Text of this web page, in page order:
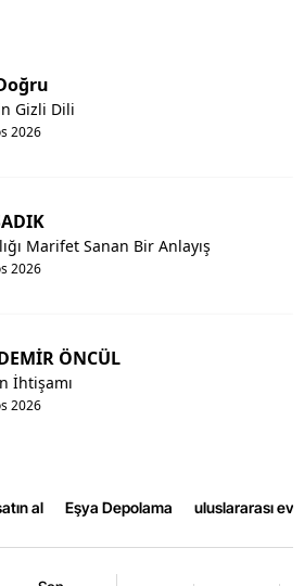
2026
Gizli Dili
2026
Marifet Sanan Bir Anlayış
ÖNCÜL
2026
İhtişamı
al Eşya Depolama uluslararası